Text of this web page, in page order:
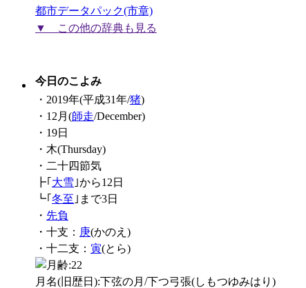
都市データパック(市章)
▼ この他の辞典も見る
今日のこよみ
・2019年(平成31年/猪)
・12月(師走/December)
・19日
・木(Thursday)
・二十四節気
┣｢ 大雪 ｣から12日
┗｢ 冬至 ｣まで3日
・ 先負
・十支： 庚(かのえ)
・十二支： 寅(とら)
月名(旧歴日):下弦の月/下つ弓張(しもつゆみはり)